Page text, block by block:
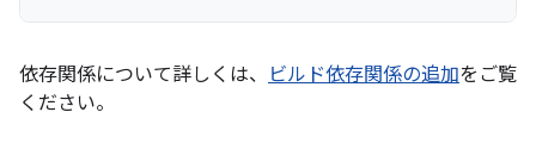
依存関係について詳しくは、 ビルド依存関係の追加をご覧
ください。